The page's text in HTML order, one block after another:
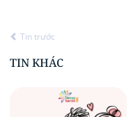
Tin trước
TIN KHÁC